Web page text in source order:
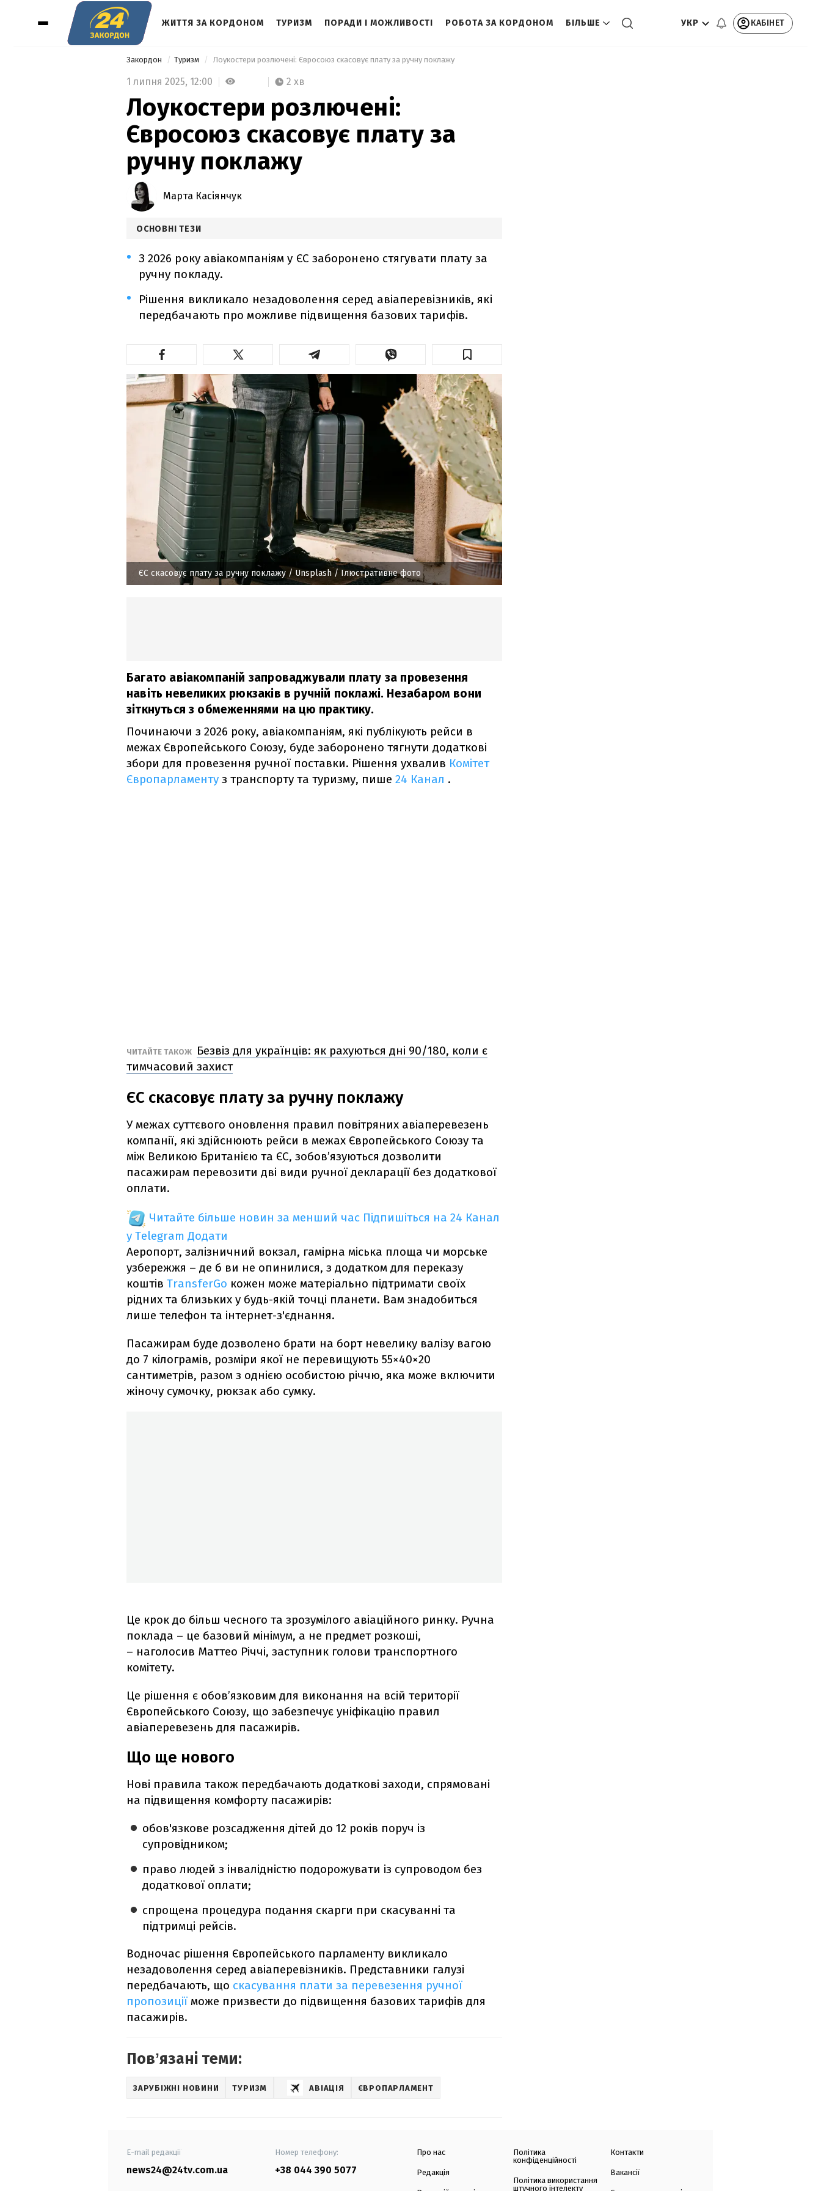
ЖИТТЯ ЗА КОРДОНОМ ТУРИЗМ ПОРАДИ І МОЖЛИВОСТІ РОБОТА ЗА КОРДОНОМ БІЛЬШЕ УКР КАБІНЕТ
Закордон Туризм Лоукостери розлючені: Євросоюз скасовує плату за ручну поклажу
1 липня 2025, 12:00 2 хв
Лоукостери розлючені:
Євросоюз скасовує плату за
ручну поклажу
Марта Касіянчук
ОСНОВНІ ТЕЗИ
З 2026 року авіакомпаніям у ЄС заборонено стягувати плату за
ручну покладу.
Рішення викликало незадоволення серед авіаперевізників, які
передбачають про можливе підвищення базових тарифів.
ЄС скасовує плату за ручну поклажу / Unsplash / Ілюстративне фото
Багато авіакомпаній запроваджували плату за провезення
навіть невеликих рюкзаків в ручній поклажі. Незабаром вони
зіткнуться з обмеженнями на цю практику.
Починаючи з 2026 року, авіакомпаніям, які публікують рейси в
межах Європейського Союзу, буде заборонено тягнути додаткові
збори для провезення ручної поставки. Рішення ухвалив Комітет
Європарламенту з транспорту та туризму, пише 24 Канал .
ЧИТАЙТЕ ТАКОЖ
Безвіз для українців: як рахуються дні 90/180, коли є
тимчасовий захист
ЄС скасовує плату за ручну поклажу
У межах суттєвого оновлення правил повітряних авіаперевезень
компанії, які здійснюють рейси в межах Європейського Союзу та
між Великою Британією та ЄС, зобов’язуються дозволити
пасажирам перевозити дві види ручної декларації без додаткової
оплати.
Читайте більше новин за менший час Підпишіться на 24 Канал
у Telegram Додати
Аеропорт, залізничний вокзал, гамірна міська площа чи морське
узбережжя – де б ви не опинилися, з додатком для переказу
коштів TransferGo кожен може матеріально підтримати своїх
рідних та близьких у будь-якій точці планети. Вам знадобиться
лише телефон та інтернет-з'єднання.
Пасажирам буде дозволено брати на борт невелику валізу вагою
до 7 кілограмів, розміри якої не перевищують 55×40×20
сантиметрів, разом з однією особистою річчю, яка може включити
жіночу сумочку, рюкзак або сумку.
Це крок до більш чесного та зрозумілого авіаційного ринку. Ручна
поклада – це базовий мінімум, а не предмет розкоші,
– наголосив Маттео Річчі, заступник голови транспортного
комітету.
Це рішення є обов’язковим для виконання на всій території
Європейського Союзу, що забезпечує уніфікацію правил
авіаперевезень для пасажирів.
Що ще нового
Нові правила також передбачають додаткові заходи, спрямовані
на підвищення комфорту пасажирів:
обов'язкове розсадження дітей до 12 років поруч із
супровідником;
право людей з інвалідністю подорожувати із супроводом без
додаткової оплати;
спрощена процедура подання скарги при скасуванні та
підтримці рейсів.
Водночас рішення Європейського парламенту викликало
незадоволення серед авіаперевізників. Представники галузі
передбачають, що скасування плати за перевезення ручної
пропозиції може призвести до підвищення базових тарифів для
пасажирів.
Повʼязані теми:
ЗАРУБІЖНІ НОВИНИ ТУРИЗМ АВІАЦІЯ ЄВРОПАРЛАМЕНТ
E-mail редакції
news24@24tv.com.ua
Номер телефону:
+38 044 390 5077
Про нас
Редакція
Політика
конфіденційності
Політика використання
штучного інтелекту
Контакти
Вакансії